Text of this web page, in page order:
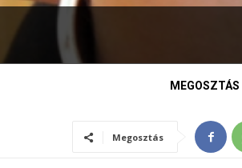
MEGOSZTÁS
Megosztás